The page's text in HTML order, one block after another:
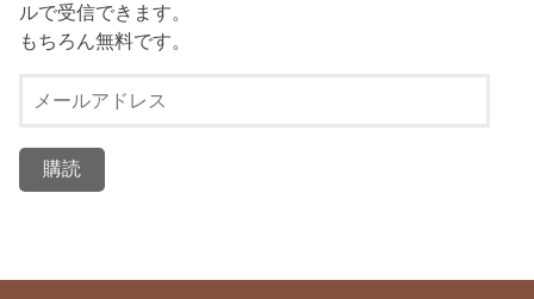
ルで受信できます。
もちろん無料です。
ル